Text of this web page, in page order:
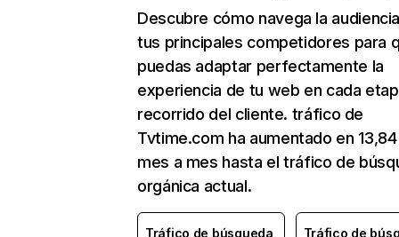
Descubre cómo navega la
tus principales competidores para
puedas adaptar perfectamente la
experiencia de tu web en cada
recorrido del cliente. tráfico de
Tvtime.com ha aumentado en
mes a mes hasta el tráfico de
orgánica actual.
Tráfico de búsqueda
Tráfico de